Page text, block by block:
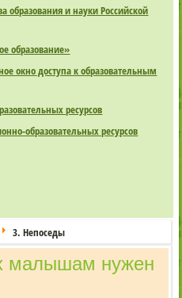
и науки Российской
образование»
окно доступа к образовательным
ресурсов
образовательных ресурсов
3. Непоседы
малышам нужен